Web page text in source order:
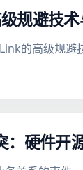
规避技术
的高级规避
硬件开